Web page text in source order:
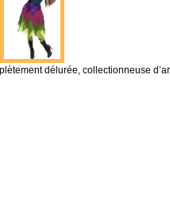
délurée, collectionneuse